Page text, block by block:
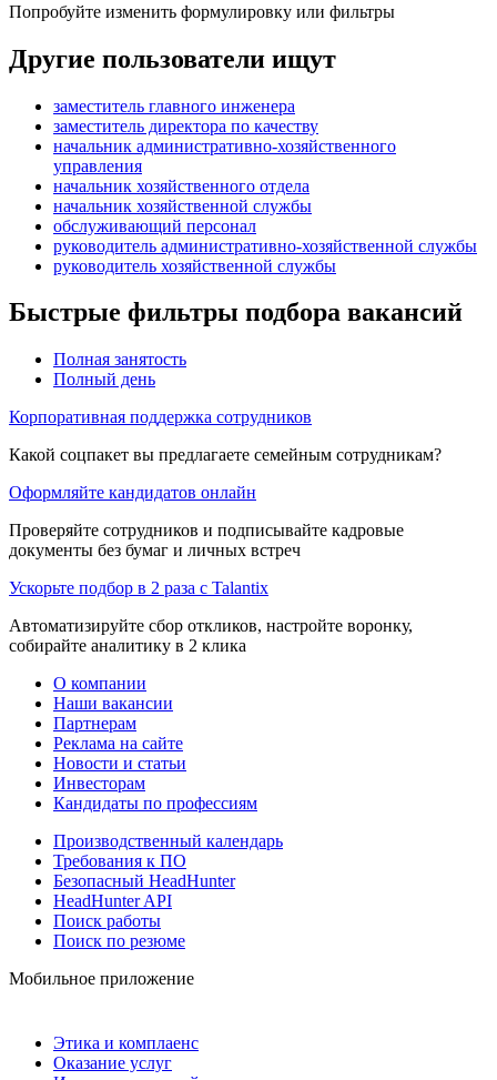
Попробуйте изменить формулировку или фильтры
Другие пользователи ищут
заместитель главного инженера
заместитель директора по качеству
начальник административно-хозяйственного
управления
начальник хозяйственного отдела
начальник хозяйственной службы
обслуживающий персонал
руководитель административно-хозяйственной службы
руководитель хозяйственной службы
Быстрые фильтры подбора вакансий
Полная занятость
Полный день
Корпоративная поддержка сотрудников
Какой соцпакет вы предлагаете семейным сотрудникам?
Оформляйте кандидатов онлайн
Проверяйте сотрудников и подписывайте кадровые
документы без бумаг и личных встреч
Ускорьте подбор в 2 раза с Talantix
Автоматизируйте сбор откликов, настройте воронку,
собирайте аналитику в 2 клика
О компании
Наши вакансии
Партнерам
Реклама на сайте
Новости и статьи
Инвесторам
Кандидаты по профессиям
Производственный календарь
Требования к ПО
Безопасный HeadHunter
HeadHunter API
Поиск работы
Поиск по резюме
Мобильное приложение
Этика и комплаенс
Оказание услуг